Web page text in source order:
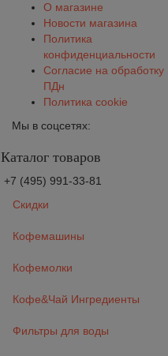
О магазине
Новости магазина
Политика
конфиденциальности
Согласие на обработку
ПДн
Политика cookie
Мы в соцсетях:
Каталог товаров
+7 (495) 991-33-81
Скидки
Кофемашины
Кофемолки
Кофе&Чай Ингредиенты
Фильтры для воды